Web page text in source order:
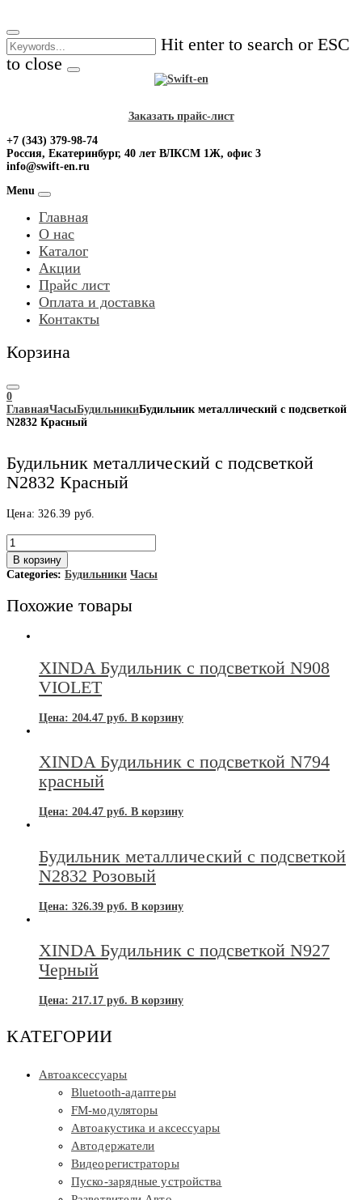
to
content
Hit enter to search or ESC
to close
Заказать прайс-лист
+7 (343) 379-98-74
Россия, Екатеринбург, 40 лет ВЛКСМ 1Ж, офис 3
info@swift-en.ru
Menu
Главная
О нас
Каталог
Акции
Прайс лист
Оплата и доставка
Контакты
Корзина
0
ГлавнаяЧасыБудильникиБудильник металлический с подсветкой
N2832 Красный
Будильник металлический с подсветкой
N2832 Красный
Цена:326.39 руб.
Количество
товара
Будильник
металлический
подсветкой
В корзину
Categories: Будильники Часы
Похожие товары
XINDA Будильник с подсветкой N908
VIOLET
Цена: 204.47 руб. В корзину
XINDA Будильник с подсветкой N794
красный
Цена: 204.47 руб. В корзину
Будильник металлический с подсветкой
N2832 Розовый
Цена: 326.39 руб. В корзину
XINDA Будильник с подсветкой N927
Черный
Цена: 217.17 руб. В корзину
КАТЕГОРИИ
Автоаксессуары
Bluetooth-адаптеры
FM-модуляторы
Автоакустика и аксессуары
Автодержатели
Видеорегистраторы
Пуско-зарядные устройства